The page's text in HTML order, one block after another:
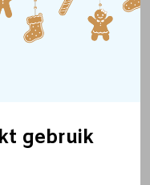
gebruik